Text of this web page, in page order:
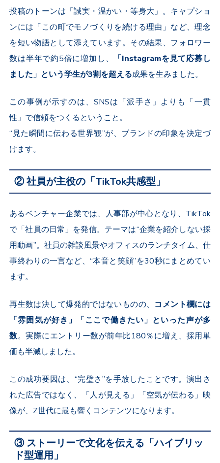
投稿のトーンは「誠実・温かい・等身大」。キャプショ
ンには「この町でモノづくりを続ける理由」など、理念
を短い物語として添えています。その結果、フォロワー
数は半年で約5倍に増加し、 「Instagramを見て応募し
ました」という学生が3割を超える成果を生みました。
この事例が示すのは、 SNSは「派手さ」よりも「一貫
性」で信頼をつくるということ。
“見た瞬間に伝わる世界観”が、ブランドの印象を決定づ
けます。
② 社員が主役の「TikTok共感型」
あるベンチャー企業では、人事部が中心となり、 TikTok
で「社員の日常」を発信。テーマは“企業を紹介しない採
用動画”。社員の雑談風景やオフィスのランチタイム、仕
事終わりの一言など、“本音と笑顔”を30秒にまとめてい
ます。
再生数は決して爆発的ではないものの、 コメント欄には
「雰囲気が好き」「ここで働きたい」といった声が多
数。実際にエントリー数が前年比180％に増え、採用単
価も半減しました。
この成功要因は、“完璧さ”を手放したことです。演出さ
れた広告ではなく、「人が見える」「空気が伝わる」映
像が、 Z世代に最も響くコンテンツになります。
③ ストーリーで文化を伝える「ハイブリッ
ド型運用」